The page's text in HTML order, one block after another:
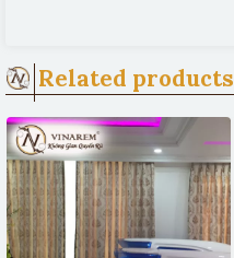
Related products